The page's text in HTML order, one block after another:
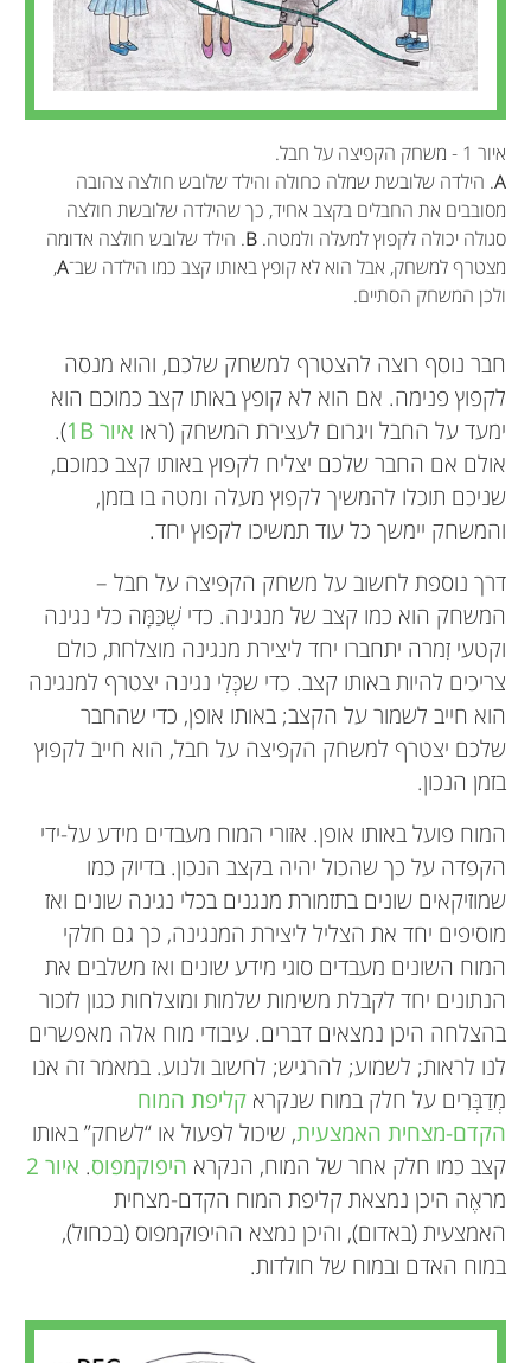
איור 1 - משחק הקפיצה על חבל.
A. הילדה שלובשת שמלה כחולה והילד שלובש חולצה צהובה
מסובבים את החבלים בקצב אחיד, כך שהילדה שלובשת חולצה
סגולה יכולה לקפוץ למעלה ולמטה. B. הילד שלובש חולצה אדומה
מצטרף למשחק, אבל הוא לא קופץ באותו קצב כמו הילדה שב־A
,
ולכן המשחק הסתיים.
חבר נוסף רוצה להצטרף למשחק שלכם, והוא מנסה
לקפוץ פנימה. אם הוא לא קופץ באותו קצב כמוכם הוא
ימעד על החבל ויגרום לעצירת המשחק (ראו איור 1B
).
אולם אם החבר שלכם יצליח לקפוץ באותו קצב כמוכם,
שניכם תוכלו להמשיך לקפוץ מעלה ומטה בו בזמן,
והמשחק יימשך כל עוד תמשיכו לקפוץ יחד.
דרך נוספת לחשוב על משחק הקפיצה על חבל –
המשחק הוא כמו קצב של מנגינה. כדי שֶׁכַּמָּה כלי נגינה
וקטעי זִמרה יתחברו יחד ליצירת מנגינה מוצלחת, כולם
צריכים להיות באותו קצב. כדי שכְּלִי נגינה יצטרף למנגינה
הוא חייב לשמור על הקצב; באותו אופן, כדי שהחבר
שלכם יצטרף למשחק הקפיצה על חבל, הוא חייב לקפוץ
בזמן הנכון.
המוח פועל באותו אופן. אזורי המוח מעבדים מידע על-ידי
הקפדה על כך שהכול יהיה בקצב הנכון. בדיוק כמו
שמוזיקאים שונים בתזמורת מנגנים בכלי נגינה שונים ואז
מוסיפים יחד את הצליל ליצירת המנגינה, כך גם חלקי
המוח השונים מעבדים סוגי מידע שונים ואז משלבים את
הנתונים יחד לקבלת משימות שלמות ומוצלחות כגון לזכור
בהצלחה היכן נמצאים דברים. עיבודי מוח אלה מאפשרים
לנו לראות; לשמוע; להרגיש; לחשוב ולנוע. במאמר זה אנו
מְדַבְּרִים על חלק במוח שנקרא קליפת המוח
הקדם-מצחית האמצעית, שיכול לפעול או “לשחק” באותו
קצב כמו חלק אחר של המוח, הנקרא היפוקמפוס. איור 2
מראֶה היכן נמצאת קליפת המוח הקדם-מצחית
האמצעית (באדום), והיכן נמצא ההיפוקמפוס (בכחול),
במוח האדם ובמוח של חולדות.